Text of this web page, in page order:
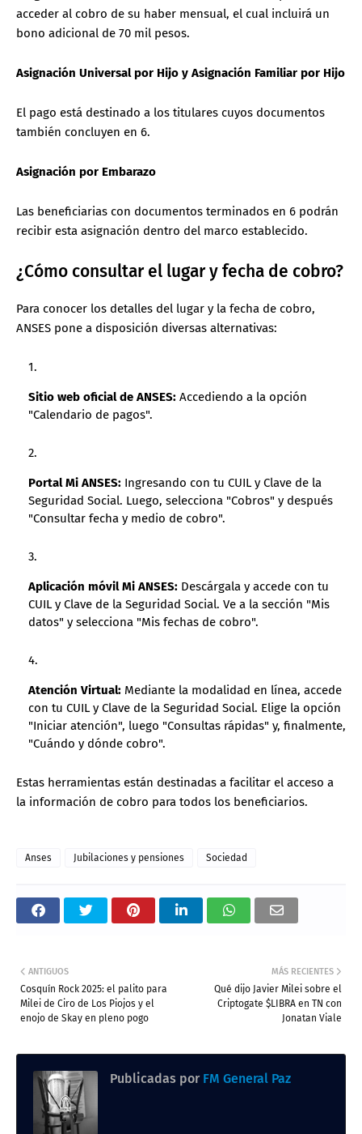
acceder al cobro de su haber mensual, el cual incluirá un
bono adicional de 70 mil pesos.
Asignación Universal por Hijo y Asignación Familiar por Hijo
El pago está destinado a los titulares cuyos documentos
también concluyen en 6.
Asignación por Embarazo
Las beneficiarias con documentos terminados en 6 podrán
recibir esta asignación dentro del marco establecido.
¿Cómo consultar el lugar y fecha de cobro?
Para conocer los detalles del lugar y la fecha de cobro,
ANSES pone a disposición diversas alternativas:
Sitio web oficial de ANSES: Accediendo a la opción
"Calendario de pagos".
Portal Mi ANSES: Ingresando con tu CUIL y Clave de la
Seguridad Social. Luego, selecciona "Cobros" y después
"Consultar fecha y medio de cobro".
Aplicación móvil Mi ANSES: Descárgala y accede con tu
CUIL y Clave de la Seguridad Social. Ve a la sección "Mis
datos" y selecciona "Mis fechas de cobro".
Atención Virtual: Mediante la modalidad en línea, accede
con tu CUIL y Clave de la Seguridad Social. Elige la opción
"Iniciar atención", luego "Consultas rápidas" y, finalmente,
"Cuándo y dónde cobro".
Estas herramientas están destinadas a facilitar el acceso a
la información de cobro para todos los beneficiarios.
Anses Jubilaciones y pensiones Sociedad
MÁS RECIENTES
Qué dijo Javier Milei sobre el
Criptogate $LIBRA en TN con
Jonatan Viale
ANTIGUOS
Cosquín Rock 2025: el palito para
Milei de Ciro de Los Piojos y el
enojo de Skay en pleno pogo
Publicadas por FM General Paz